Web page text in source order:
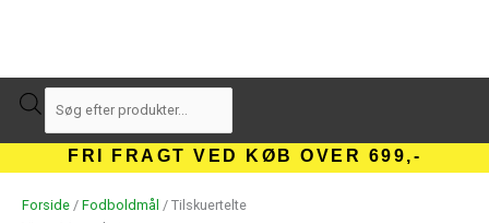
search
FRI FRAGT VED KØB OVER 699,-
Forside / Fodboldmål / Tilskuertelte